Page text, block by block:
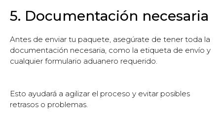
5. Documentación necesaria
Antes de enviar tu paquete, asegúrate de tener toda la
documentación necesaria, como la etiqueta de envío y
cualquier formulario aduanero requerido.
Esto ayudará a agilizar el proceso y evitar posibles
retrasos o problemas.